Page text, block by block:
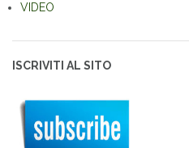
VIDEO
ISCRIVITI AL SITO